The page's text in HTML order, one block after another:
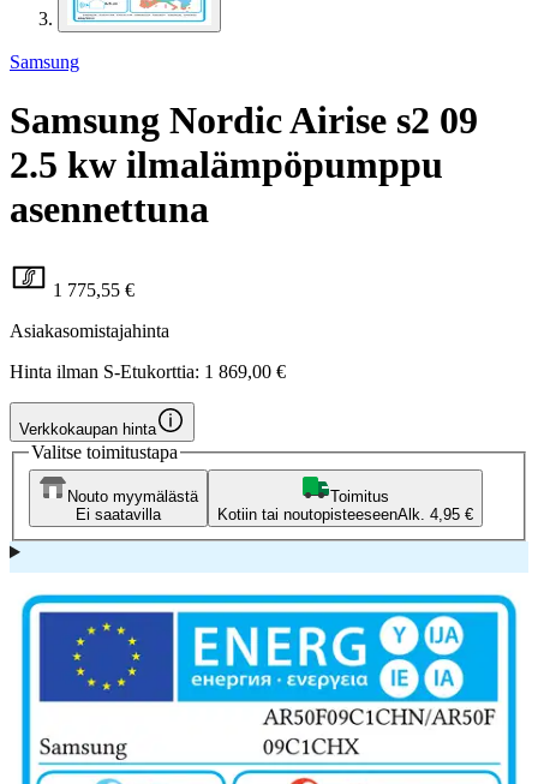
Samsung
Samsung Nordic Airise s2 09
2.5 kw ilmalämpöpumppu
asennettuna
1 775,55 €
Asiakasomistajahinta
Hinta ilman S-Etukorttia: 1 869,00 €
Verkkokaupan hinta
Valitse toimitustapa
Nouto myymälästä
Ei saatavilla
Toimitus
Kotiin tai noutopisteeseenAlk. 4,95 €
Ilmalämpöpumput myydään vain
asennuksen kanssa, tarkista
postinumerokohtainen saatavuus